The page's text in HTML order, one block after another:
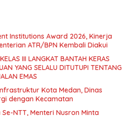
Institutions Award 2026, Kinerja
ATR/BPN Kembali Diakui
III LANGKAT BANTAH KERAS
YANG SELALU DITUTUPI TENTANG
EMAS
Kota Medan, Dinas
dengan Kecamatan
NTT, Menteri Nusron Minta